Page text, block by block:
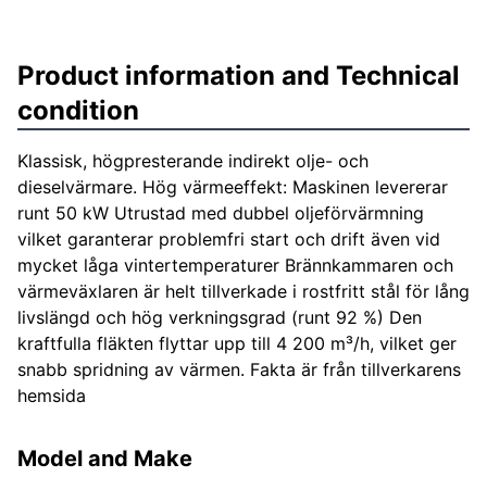
Product information and Technical
condition
Klassisk, högpresterande indirekt olje- och
dieselvärmare. Hög värmeeffekt: Maskinen levererar
runt 50 kW Utrustad med dubbel oljeförvärmning
vilket garanterar problemfri start och drift även vid
mycket låga vintertemperaturer Brännkammaren och
värmeväxlaren är helt tillverkade i rostfritt stål för lång
livslängd och hög verkningsgrad (runt 92 %) Den
kraftfulla fläkten flyttar upp till 4 200 m³/h, vilket ger
snabb spridning av värmen. Fakta är från tillverkarens
hemsida
Model and Make